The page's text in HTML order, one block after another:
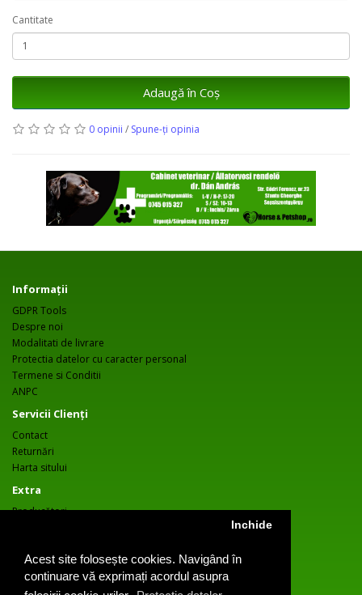
Acest site folosește cookies. Navigând în
continuare vă exprimați acordul asupra
Inchide
Cantitate
Adaugă în Coş
0 opinii / Spune-ţi opinia
Informaţii
GDPR Tools
Despre noi
Modalitati de livrare
Protectia datelor cu caracter personal
Termene si Conditii
ANPC
Servicii Clienţi
Contact
Returnări
Harta sitului
Extra
Producători
Contul meu